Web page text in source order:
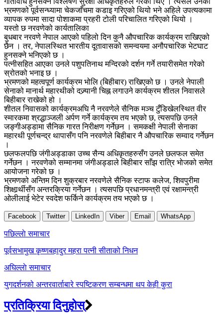
भ्रमणको पूर्वसन्ध्यामा चेकजाँचमा कडाइ गरिएको थियो भने अहिले उपत्यकामा
व्यापक रुपमा सादा पोशाकमा प्रहरी टोली परिचालित गरिएको थियो ।
यस्तो छ नरवणेको कार्यतालिका
बुधबार नरवणे नेपाल आएको पहिलो दिन कुनै औपचारिक कार्यक्रम राखिएको
छैन । तर, नेपालस्थित भारतीय दूतावासको समन्वयमा अनौपचारिक भेटघाट
हुनसक्ने भनिएको छ ।
पत्नीसहित आएका उनले पशुपतिनाथ मन्दिरको दर्शन गर्ने तयारीसमेत गरेको
स्रोतको भनाइ छ ।
भ्रमणको महत्वपूर्ण कार्यक्रम भोलि (बिहीबार) राखिएको छ । उनले नेपाली
सेनाको मानार्थ महारथीको दज्र्यानी चिह्न लगाउने कार्यक्रम शीतल निवासले
बिहीबार राखेको हो ।
शीतल निवासको कार्यक्रमअघि नै नरवणेले सैनिक मञ्च टुँडिखेलस्थित वीर
स्मारकमा श्रद्धाञ्जली अर्पण गर्ने कार्यक्रम तय भएको छ, त्यसपछि उनले
जङ्गीअड्डामा सैनिक गारत निरीक्षण गर्नेछन । समकक्षी नेपाली सेनाका
महारथी पूर्णचन्द्र थापासँग पनि नरवणेले बिहीबार नै औपचारिक सम्वाद गर्नेछन
।
छलफलपछि जंगीअड्डाका उच्च सैन्य अधिकृतहरुसँग उनले छलफल समेत
गर्नेछन । नरवणेको सम्मानमा जंगीअड्डाले बिहीबार साँझ रात्रि भोजको समेत
आयोजना गरेको छ ।
भ्रमणको अन्तिम दिन शुक्रबार नरवणेले सैनिक स्टाफ कलेज, शिवपुरीमा
शिक्षार्र्थीसँग अन्तरक्रिया गर्नेछन । त्यसपछि प्रधानमन्त्री एवं रक्षामन्त्री
ओलीलाई भेटेर स्वदेश फर्किने कार्यक्रम तय भएको छ ।
Facebook Twitter LinkedIn Viber Email WhatsApp
Post
navigation
पछिल्लाे समाचार
पूर्वसभामुख कृष्णबहादुर महरा पत्नी सीताको निधन
अघिल्लाे समाचार
युगदर्शनको अन्तरवार्ताबारे स्पष्टिकरण सम्बन्धमा थप केही कुरा
प्रतिक्रिया दिनुहोस्